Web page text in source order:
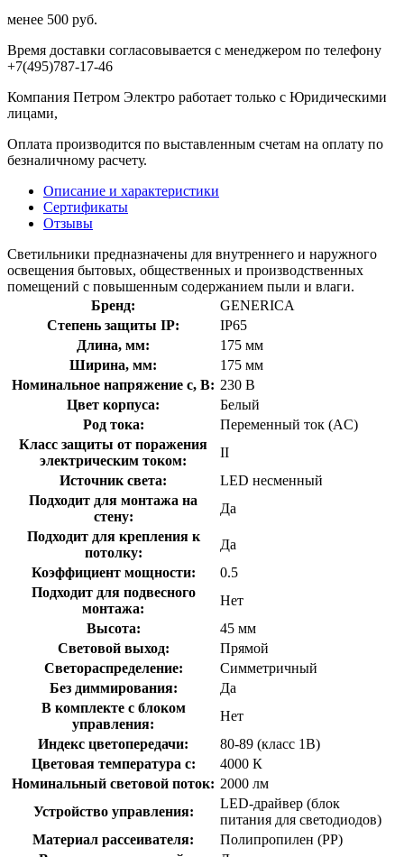
менее 500 руб.
Время доставки согласовывается с менеджером по телефону
+7(495)787-17-46
Компания Петром Электро работает только с Юридическими
лицами,
Оплата производится по выставленным счетам на оплату по
безналичному расчету.
Описание и характеристики
Сертификаты
Отзывы
Светильники предназначены для внутреннего и наружного
освещения бытовых, общественных и производственных
помещений с повышенным содержанием пыли и влаги.
Бренд:
GENERICA
Степень защиты IP:
IP65
Длина, мм:
175 мм
Ширина, мм:
175 мм
Номинальное напряжение с, В: 230 В
Цвет корпуса:
Белый
Род тока:
Переменный ток (AC)
Класс защиты от поражения
электрическим током:
II
Источник света:
LED несменный
Подходит для монтажа на
стену:
Да
Подходит для крепления к
потолку:
Да
Коэффициент мощности:
0.5
Подходит для подвесного
монтажа:
Нет
Высота:
45 мм
Световой выход:
Прямой
Светораспределение:
Симметричный
Без диммирования:
Да
В комплекте с блоком
управления:
Нет
Индекс цветопередачи:
80-89 (класс 1В)
Цветовая температура с:
4000 К
Номинальный световой поток: 2000 лм
Устройство управления:
LED-драйвер (блок
питания для светодиодов)
Материал рассеивателя:
Полипропилен (PP)